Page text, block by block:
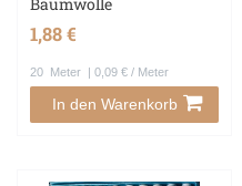
Baumwolle
1,88 €
20 Meter | 0,09 € / Meter
In den Warenkorb